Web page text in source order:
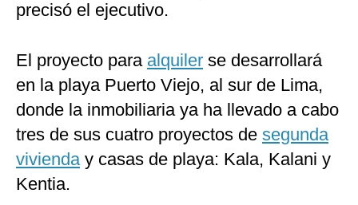
precisó el ejecutivo.
El proyecto para alquiler se desarrollará
en la playa Puerto Viejo, al sur de Lima,
donde la inmobiliaria ya ha llevado a cabo
tres de sus cuatro proyectos de segunda
vivienday casas de playa: Kala, Kalani y
Kentia.